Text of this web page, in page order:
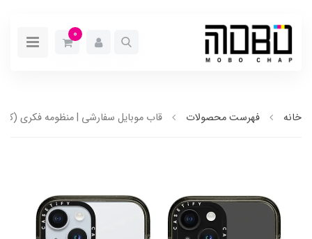
0
خانه فهرست محصولات قاب موبایل سفارشی | منظومه فکری (کد0125)